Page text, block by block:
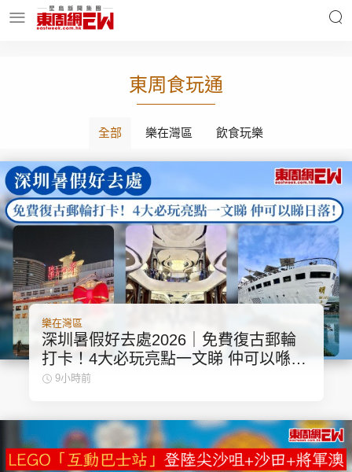
明星名人 時事財經
東周食玩通 會員活動
玄學靈異 東周專欄
集團旗下品牌
東周刊 cazbuyer 東Touch
東周食玩通
全部 樂在灣區 飲食玩樂
樂在灣區
深圳暑假好去處2026｜免費復古郵輪
打卡！4大必玩亮點一文睇 仲可以喺甲
板歎住海景睇日落！
9小時前